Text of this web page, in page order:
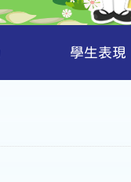
學生表現